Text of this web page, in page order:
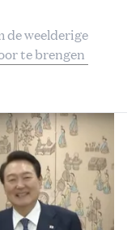
de weelderige
te brengen